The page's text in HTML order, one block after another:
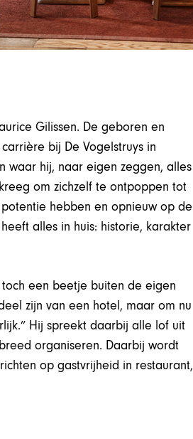
Gilissen. De geboren en
bij De Vogelstruys in
waar hij, naar eigen zeggen, alles
om zichzelf te ontpoppen tot
hebben en opnieuw op de
alles in huis: historie, karakter
een beetje buiten de eigen
zijn van een hotel, maar om nu
Hij spreekt daarbij alle lof uit
organiseren. Daarbij wordt
op gastvrijheid in restaurant,